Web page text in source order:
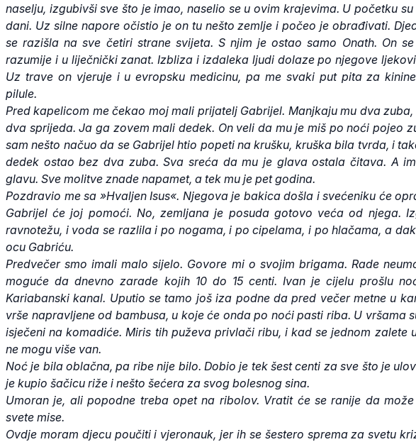
naselju, izgubivši sve što je imao, naselio se u ovim krajevima. U početku
dani. Uz silne napore očistio je on tu nešto zemlje i počeo je obrađivati.
se razišla na sve četiri strane svijeta. S njim je ostao samo Onath. On
razumije i u liječnički zanat. Izbliza i izdaleka ljudi dolaze po njegove
Uz trave on vjeruje i u evropsku medicinu, pa me svaki put pita za
pilule.
Pred kapelicom me čekao moj mali prijatelj Gabrijel. Manjkaju mu dva
dva sprijeda. Ja ga zovem mali dedek. On veli da mu je miš po noći pojeo
sam nešto načuo da se Gabrijel htio popeti na krušku, kruška bila tvrda, i
dedek ostao bez dva zuba. Sva sreća da mu je glava ostala čitava. A
glavu. Sve molitve znade napamet, a tek mu je pet godina.
Pozdravio me sa »Hvaljen Isus«. Njegova je bakica došla i svećeniku će
Gabrijel će joj pomoći. No, zemljana je posuda gotovo veća od njega.
ravnotežu, i voda se razlila i po nogama, i po cipelama, i po hlačama, a
ocu Gabriću.
Predvečer smo imali malo sijelo. Govore mi o svojim brigama. Rade
moguće da dnevno zarade kojih 10 do 15 centi. Ivan je cijelu prošlu
Kariabanski kanal. Uputio se tamo još iza podne da pred večer metne u
vrše napravljene od bambusa, u koje će onda po noći pasti riba. U vršama
isječeni na komadiće. Miris tih puževa privlači ribu, i kad se jednom zalete
ne mogu više van.
Noć je bila oblačna, pa ribe nije bilo. Dobio je tek šest centi za sve što je
je kupio šačicu riže i nešto šećera za svog bolesnog sina.
Umoran je, ali popodne treba opet na ribolov. Vratit će se ranije da
svete mise.
Ovdje moram djecu poučiti i vjeronauk, jer ih se šestero sprema za svetu